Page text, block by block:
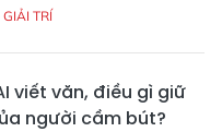
TRÍ
viết văn, điều gì giữ
người cầm bút?